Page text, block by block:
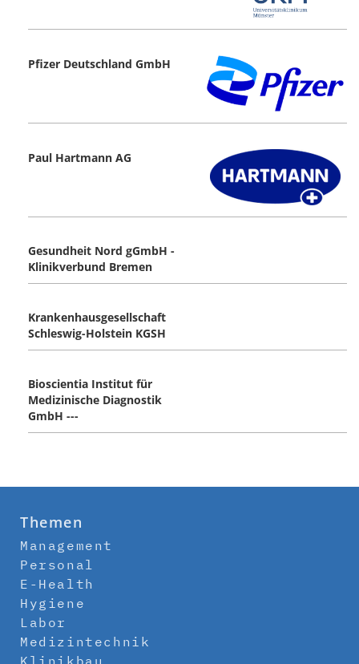
Pfizer Deutschland GmbH
Paul Hartmann AG
Gesundheit Nord gGmbH -
Klinikverbund Bremen
Krankenhausgesellschaft
Schleswig-Holstein KGSH
Bioscientia Institut für
Medizinische Diagnostik
GmbH ---
Themen
Management
Personal
E-Health
Hygiene
Labor
Medizintechnik
Klinikbau